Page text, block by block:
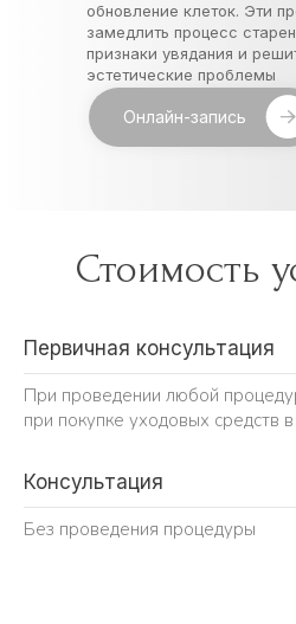
Онлайн-запись
обновление клеток. Эти
замедлить процесс
признаки увядания и
эстетические проблемы
Стоимость
Первичная консультация
При проведении любой
при покупке уходовых средств
Консультация
Без проведения процедуры